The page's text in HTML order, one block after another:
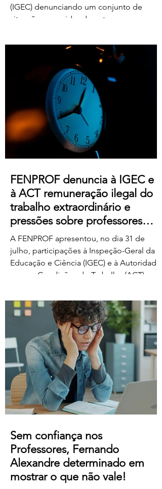
(IGEC) denunciando um conjunto de
situações ocorridas durante o processo
exames nacionais de 2026, com particular
destaque para as pressões exercidas
sobre docentes classificadores para
alterarem ou prescindirem de períodos
de férias previamente aprovados.
Segundo os relatos recebidos, diversos
professores foram instados por direções
de agrupamentos e escolas a desloc
FENPROF denuncia à IGEC e
à ACT remuneração ilegal do
trabalho extraordinário e
pressões sobre professores
classificadores
A FENPROF apresentou, no dia 31 de
julho, participações à Inspeção-Geral da
Educação e Ciência (IGEC) e à Autoridade
para as Condições do Trabalho (ACT),
da Educação, Ciência e Inovação quanto
ao pagamento do serviço de classificação
dos exames nacionais. A FENPROF
contesta a intenção do MECI de vir a
remunerar o trabalho extraordinário dos
classificadores através do pagamento de
1 euro por resposta classificada. Em vez
de falar de remu
Sem confiança nos
Professores, Fernando
Alexandre determinado em
mostrar o que não vale!